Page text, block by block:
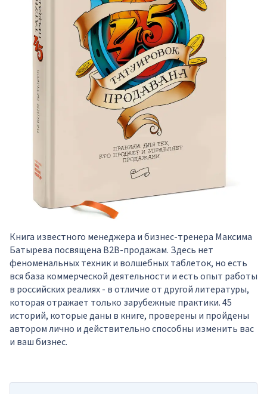
Книга известного менеджера и бизнес-тренера Максима
Батырева посвящена B2B-продажам. Здесь нет
феноменальных техник и волшебных таблеток, но есть
вся база коммерческой деятельности и есть опыт работы
в российских реалиях - в отличие от другой литературы,
которая отражает только зарубежные практики. 45
историй, которые даны в книге, проверены и пройдены
автором лично и действительно способны изменить вас
и ваш бизнес.